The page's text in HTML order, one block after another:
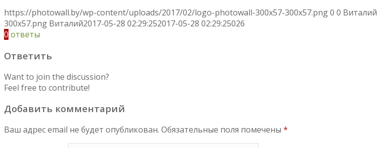
https://photowall.by/wp-content/uploads/2017/02/logo-photowall-300x57-300x57.png0 0 Виталий
300x57.png Виталий2017-05-28 02:29:252017-05-28 02:29:25026
0 ответы
Ответить
Want to join the discussion?
Feel free to contribute!
Добавить комментарий
Ваш адрес email не будет опубликован. Обязательные поля помечены *